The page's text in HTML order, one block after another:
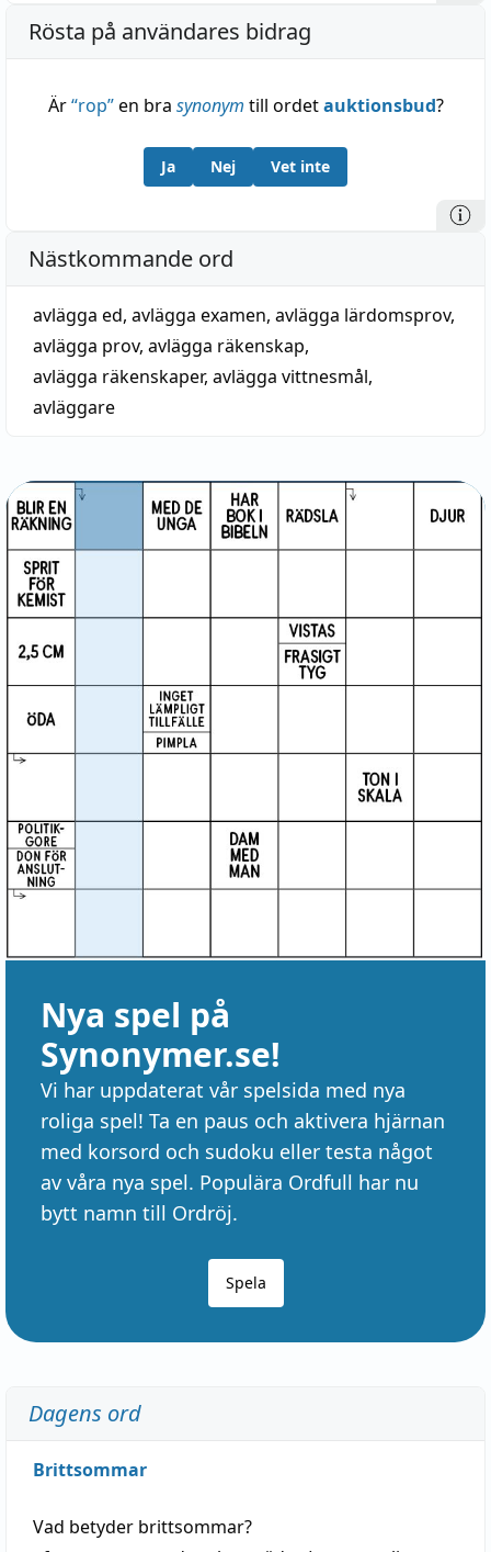
Rösta på användares bidrag
Är“rop”en bra synonym till ordetauktionsbud?
Ja Nej Vet inte
Nästkommande ord
avlägga ed, avlägga examen, avlägga lärdomsprov,
avlägga prov, avlägga räkenskap,
avlägga räkenskaper, avlägga vittnesmål,
avläggare
Nya spel på
Synonymer.se!
Vi har uppdaterat vår spelsida med nya
roliga spel! Ta en paus och aktivera hjärnan
med korsord och sudoku eller testa något
av våra nya spel. Populära Ordfull har nu
bytt namn till Ordröj.
Spela
Dagens ord
Brittsommar
Vad betyder brittsommar?